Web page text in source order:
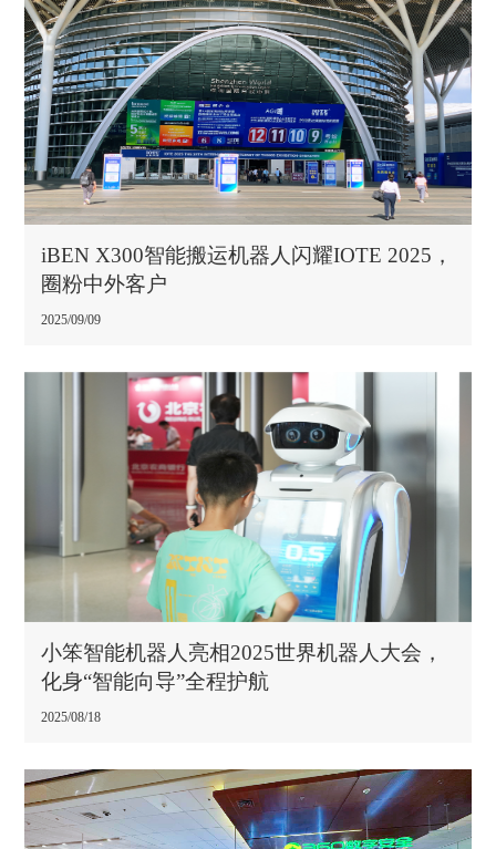
iBEN X300智能搬运机器人闪耀IOTE 2025，
圈粉中外客户
2025/09/09
小笨智能机器人亮相2025世界机器人大会，
化身“智能向导”全程护航
2025/08/18